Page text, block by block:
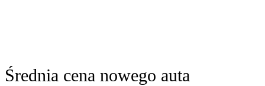
Średnia cena nowego auta